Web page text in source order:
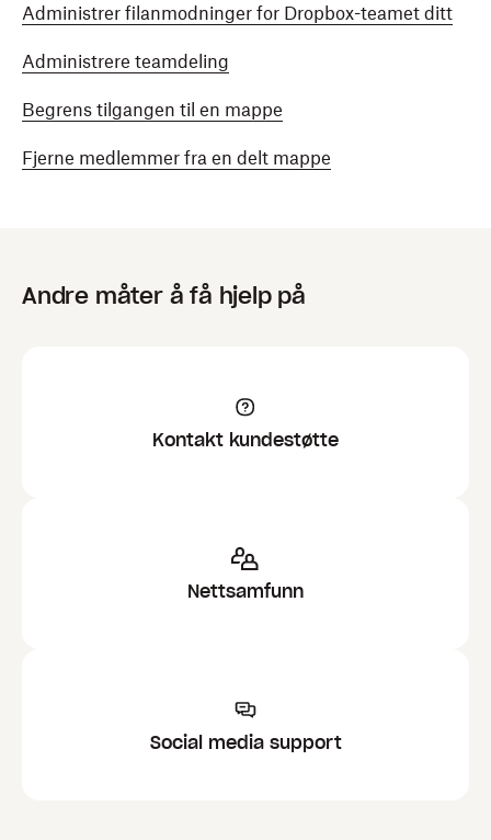
Administrer filanmodninger for Dropbox-teamet ditt
Administrere teamdeling
Begrens tilgangen til en mappe
Fjerne medlemmer fra en delt mappe
Andre måter å få hjelp på
Kontakt kundestøtte
Nettsamfunn
Social media support